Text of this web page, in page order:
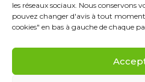
les réseaux sociaux. Nous conservons
pouvez changer d'avis à tout
cookies" en bas à gauche de chaque